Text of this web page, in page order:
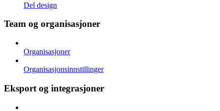
Del design
Team og organisasjoner
Organisasjoner
Organisasjonsinnstillinger
Eksport og integrasjoner